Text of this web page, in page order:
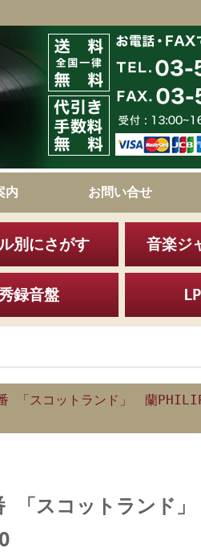
内 お問い合せ
別にさがす 音楽ジ
録音盤
番 「スコットランド」 蘭
スコットランド」